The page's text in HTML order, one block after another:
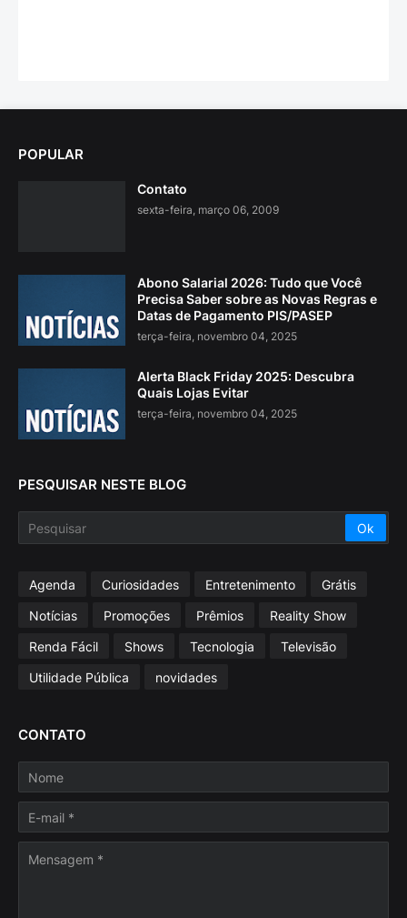
POPULAR
Contato
sexta-feira, março 06, 2009
Abono Salarial 2026: Tudo que Você
Precisa Saber sobre as Novas Regras e
Datas de Pagamento PIS/PASEP
terça-feira, novembro 04, 2025
Alerta Black Friday 2025: Descubra
Quais Lojas Evitar
terça-feira, novembro 04, 2025
PESQUISAR NESTE BLOG
Agenda Curiosidades Entretenimento
Grátis
Notícias
Promoções Prêmios
Reality Show
Renda Fácil
Shows Tecnologia
Televisão
Utilidade Pública
novidades
CONTATO